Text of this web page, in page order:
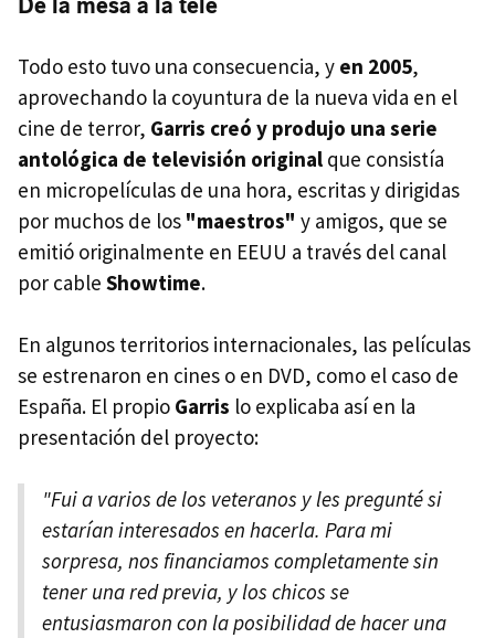
De la mesa a la tele
Todo esto tuvo una consecuencia, y en 2005,
aprovechando la coyuntura de la nueva vida en el
cine de terror, Garris creó y produjo una serie
antológica de televisión original que consistía
en micropelículas de una hora, escritas y dirigidas
por muchos de los "maestros" y amigos, que se
emitió originalmente en EEUU a través del canal
por cable Showtime.
En algunos territorios internacionales, las películas
se estrenaron en cines o en DVD, como el caso de
España. El propio Garris lo explicaba así en la
presentación del proyecto:
"Fui a varios de los veteranos y les pregunté si
estarían interesados en hacerla. Para mi
sorpresa, nos financiamos completamente sin
tener una red previa, y los chicos se
entusiasmaron con la posibilidad de hacer una